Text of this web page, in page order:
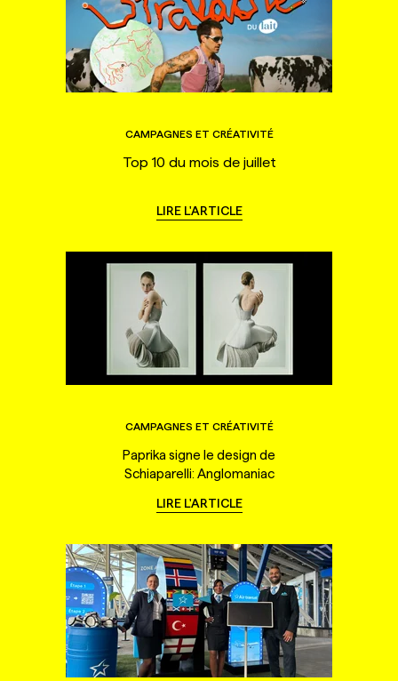
CAMPAGNES ET CRÉATIVITÉ
Top 10 du mois de juillet
LIRE L'ARTICLE
CAMPAGNES ET CRÉATIVITÉ
Paprika signe le design de
Schiaparelli: Anglomaniac
LIRE L'ARTICLE